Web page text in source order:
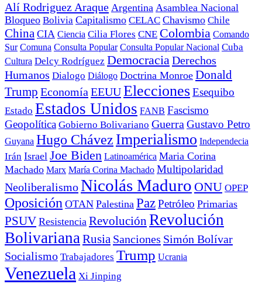
Alí Rodriguez Araque Argentina Asamblea Nacional
Bloqueo Bolivia Capitalismo CELAC Chavismo Chile
China CIA Ciencia Cilia Flores CNE Colombia Comando
Sur Comuna Consulta Popular Consulta Popular Nacional Cuba
Cultura Delcy Rodríguez DemocraciaDerechos
Humanos Dialogo Diálogo Doctrina Monroe Donald
Trump Economía EEUUEleccionesEsequibo
Estado Estados Unidos FANB Fascismo
Geopolítica Gobierno Bolivariano Guerra Gustavo Petro
Guyana Hugo Chávez Imperialismo Independecia
Irán Israel Joe Biden Latinoamérica Maria Corina
Machado Marx María Corina Machado Multipolaridad
NeoliberalismoNicolás Maduro ONU OPEP
Oposición OTAN Palestina PazPetróleo Primarias
PSUV Resistencia Revolución Revolución
BolivarianaRusia Sanciones Simón Bolívar
Socialismo Trabajadores Trump Ucrania
Venezuela Xi Jinping